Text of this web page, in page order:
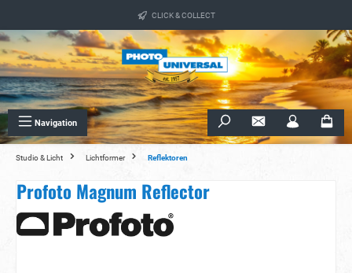
CLICK & COLLECT
Navigation
Studio & Licht Lichtformer Reflektoren
Profoto Magnum Reflector